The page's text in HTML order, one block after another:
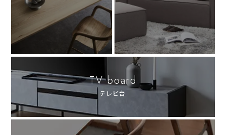
TV board
テレビ台